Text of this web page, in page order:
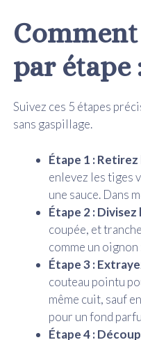
par
Suivez ces 5 étapes
sans gaspillage.
Étape 1 :
enlevez les tiges
une sauce. Dans
Étape 2 :
coupée, et
comme un
Étape 3 :
couteau pointu
même cuit, sauf
pour un fond
Étape 4 :